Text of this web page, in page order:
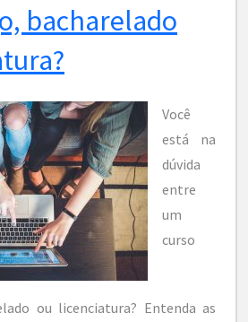
bacharelado
Você
está na
dúvida
entre
um
curso
ou licenciatura? Entenda as